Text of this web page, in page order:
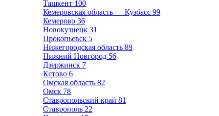
Ташкент 100
Кемеровская область — Кузбасс 99
Кемерово 36
Новокузнецк 31
Прокопьевск 5
Нижегородская область 89
Нижний Новгород 56
Дзержинск 7
Кстово 6
Омская область 82
Омск 78
Ставропольский край 81
Ставрополь 22